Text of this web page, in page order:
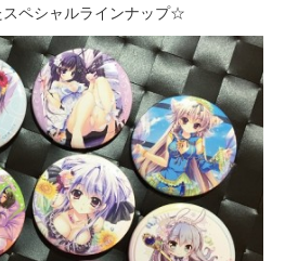
スペシャルラインナップ☆